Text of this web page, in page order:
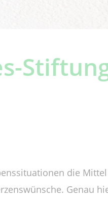
die
Genau